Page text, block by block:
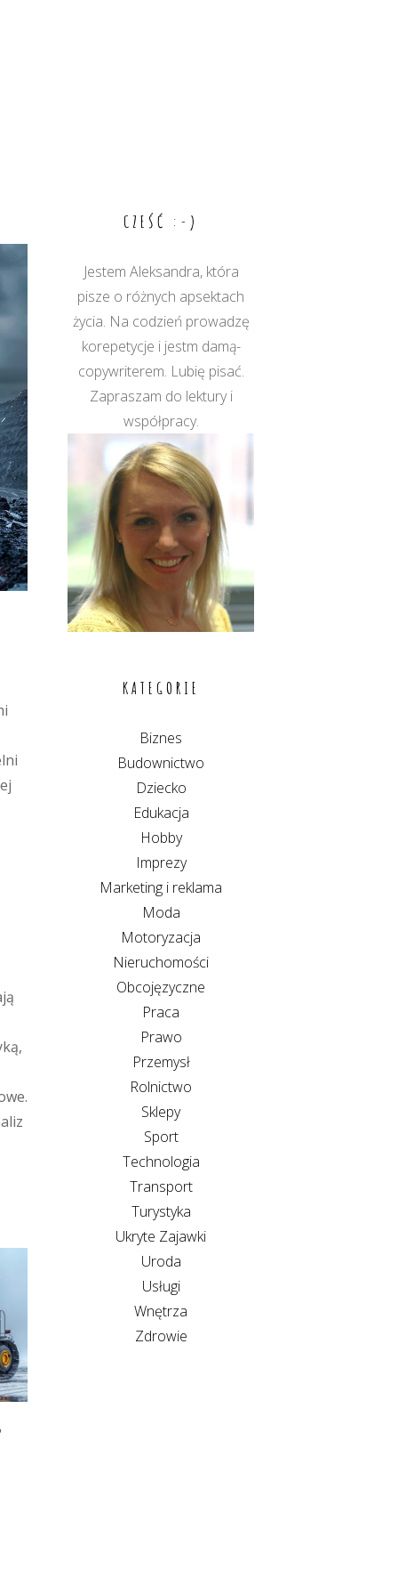
CZEŚĆ :-)
Jestem Aleksandra, która
pisze o różnych apsektach
życia. Na codzień prowadzę
korepetycje i jestm damą-
copywriterem. Lubię pisać.
Zapraszam do lektury i
współpracy.
KATEGORIE
Biznes
Budownictwo
Dziecko
Edukacja
Hobby
Imprezy
Marketing i reklama
Moda
Motoryzacja
Nieruchomości
Obcojęzyczne
Praca
Prawo
Przemysł
Rolnictwo
Sklepy
Sport
Technologia
Transport
Turystyka
Ukryte Zajawki
Uroda
Usługi
Wnętrza
Zdrowie